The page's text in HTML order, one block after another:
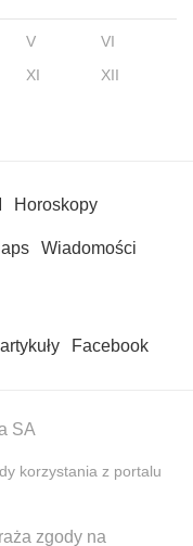
V
VI
XI XII
Horoskopy
Wiadomości
Facebook
SA
korzystania z portalu
zgody na